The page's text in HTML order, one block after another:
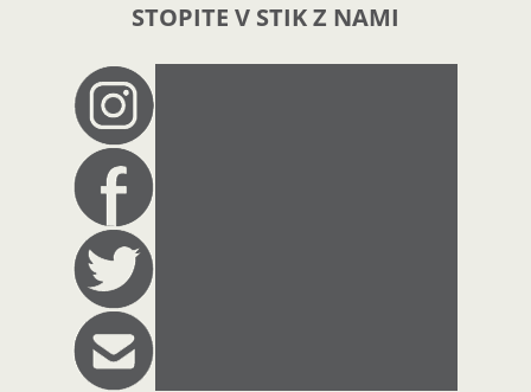
STOPITE V STIK Z NAMI